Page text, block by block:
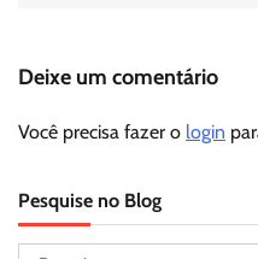
Deixe um comentário
Você precisa fazer o login
Pesquise no Blog